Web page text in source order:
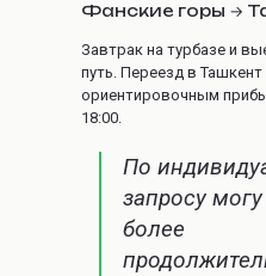
Фанские горы →
Завтрак на турбазе и
путь. Переезд в Ташкент
ориентировочным
18:00.
По
запросу
более